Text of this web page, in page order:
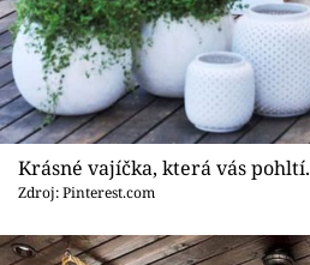
Krásné vajíčka, která vás pohltí.
Zdroj: Pinterest.com